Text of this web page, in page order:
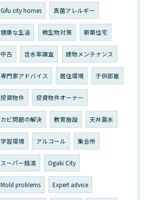
Gifu city homes 真菌アレルギー
健康な生活 微生物対策 新築住宅
中古 含水率調査 建物メンテナンス
専門家アドバイス 居住環境 子供部屋
投資物件 投資物件オーナー
カビ問題の解決 教育施設 天井漏水
学習環境 アルコール 集会所
スーパー銭湯 Ogaki City
Mold problems Expert advice